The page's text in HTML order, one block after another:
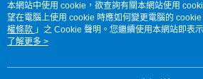
熱門標籤
本網站中使用 cookie，欲查詢有關本網站使用
望在電腦上使用 cookie 時應如何變更電腦的
權條款 」之 Cookie 聲明。您繼續使用本網站即表
用條款之 Cookie 聲明使用 cookie。
了解更多 >